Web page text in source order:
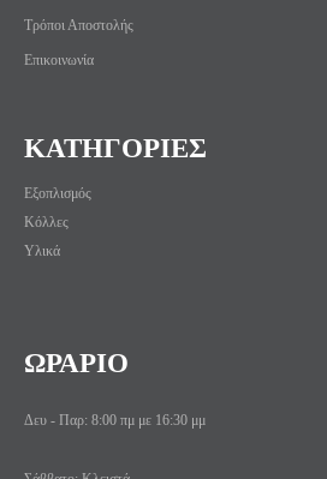
Τρόποι Αποστολής
Επικοινωνία
ΚΑΤΗΓΟΡΙΕΣ
Εξοπλισμός
Κόλλες
Υλικά
ΩΡΑΡΙΟ
Δευ - Παρ: 8:00 πμ με 16:30 μμ